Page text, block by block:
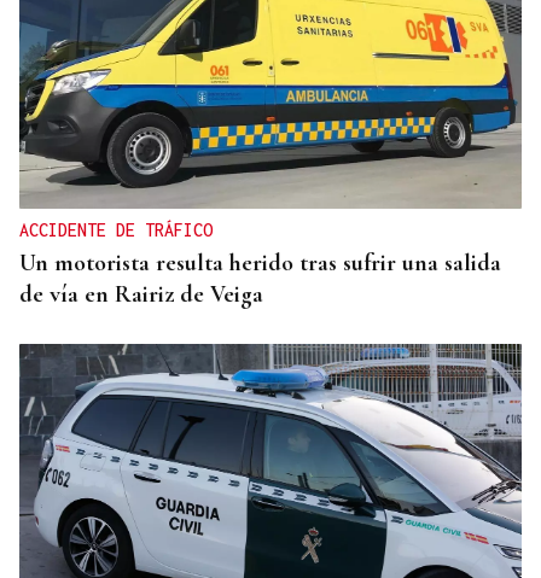
ACCIDENTE DE TRÁFICO
Un motorista resulta herido tras sufrir una salida
de vía en Rairiz de Veiga